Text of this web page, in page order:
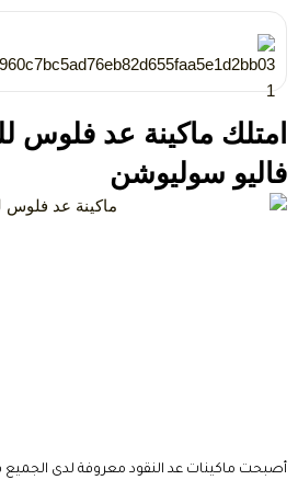
المحتوى
امتلك ماكينة عد فلوس
فاليو سوليوشن
أصبحت ماكينات عد النقود معروفة لدى الجميع